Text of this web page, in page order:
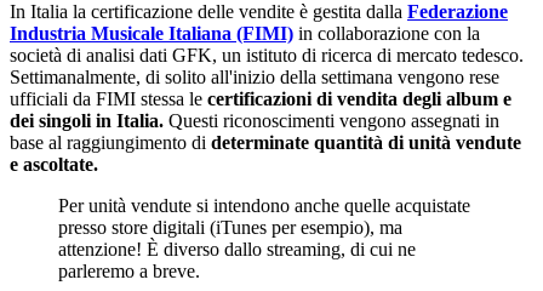
In Italia la certificazione delle vendite è gestita dalla Federazione
Industria Musicale Italiana (FIMI) in collaborazione con la
società di analisi dati GFK, un istituto di ricerca di mercato tedesco.
Settimanalmente, di solito all'inizio della settimana vengono rese
ufficiali da FIMI stessa le certificazioni di vendita degli album e
dei singoli in Italia. Questi riconoscimenti vengono assegnati in
base al raggiungimento di determinate quantità di unità vendute
e ascoltate.
Per unità vendute si intendono anche quelle acquistate
presso store digitali (iTunes per esempio), ma
attenzione! È diverso dallo streaming, di cui ne
parleremo a breve.